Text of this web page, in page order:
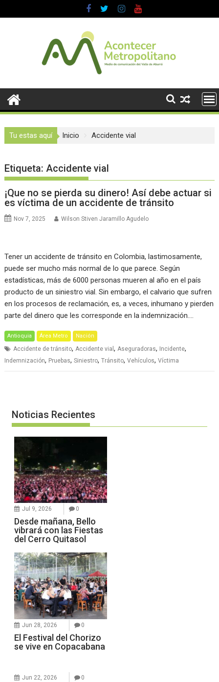
al
Tu estas aquí Inicio Accidente vial
Etiqueta:Accidente vial
¡Que no se pierda su dinero! Así debe actuar si
es víctima de un accidente de tránsito
Nov 7, 2025 Wilson Stiven Jaramillo Agudelo
Tener un accidente de tránsito en Colombia, lastimosamente,
puede ser mucho más normal de lo que parece. Según
estadísticas, más de 6000 personas mueren al año en el país
producto de un siniestro vial. Sin embargo, el calvario que sufren
en los procesos de reclamación, es, a veces, inhumano y pierden
parte del dinero que les corresponde en la indemnización.…
Antioquia Área Metro Nación
Accidente de tránsito,Accidente vial,Aseguradoras, Incidente,
Indemnización, Pruebas,Siniestro,Tránsito,Vehículos,Víctima
Noticias Recientes
Jul 9, 2026 0
Desde mañana, Bello
vibrará con las Fiestas
del Cerro Quitasol
Jun 28, 2026 0
El Festival del Chorizo
se vive en Copacabana
Jun 22, 2026 0